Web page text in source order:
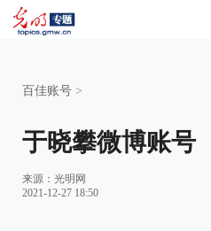
百佳账号 >
于晓攀微博账号
来源： 光明网
2021-12-27 18:50